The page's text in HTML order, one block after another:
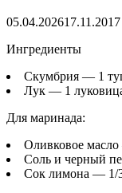
05.04.202617.11.2017
Ингредиенты
Скумбрия — 1
Лук — 1
Для маринада:
Оливковое
Соль и черный
Сок лимона — 1/